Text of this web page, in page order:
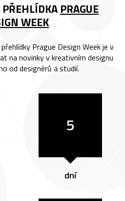
PŘEHLÍDKA PRAGUE
WEEK
Prague Design Week je v
na novinky v kreativním designu
od designérů a studií.
5
dní